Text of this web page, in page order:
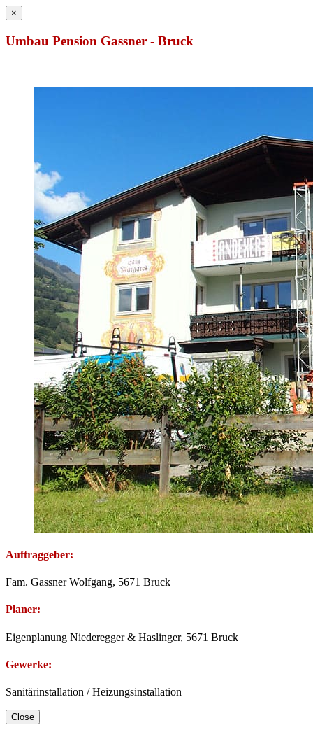
×
Umbau Pension Gassner - Bruck
Auftraggeber:
Fam. Gassner Wolfgang, 5671 Bruck
Planer:
Eigenplanung Niederegger & Haslinger, 5671 Bruck
Gewerke:
Sanitärinstallation / Heizungsinstallation
Close